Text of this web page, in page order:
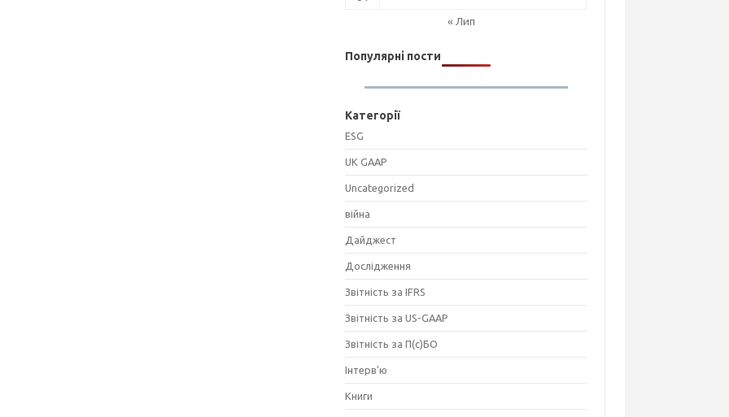
« Лип
Популярні пости
Категорії
ESG
UK GAAP
Uncategorized
війна
Дайджест
Дослідження
Звітність за IFRS
Звітність за US-GAAP
Звітність за П(с)БО
Інтерв'ю
Книги